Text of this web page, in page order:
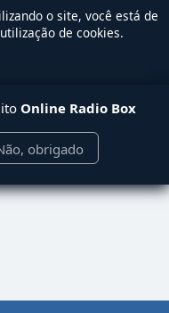
o site, você está de
de cookies.
Online Radio Box
obrigado